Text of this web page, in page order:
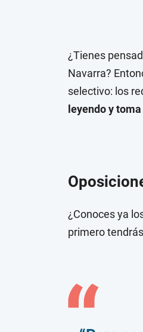
¿Tienes
Navarra?
selectivo: los
leyendo y
¿Conoces ya
primero